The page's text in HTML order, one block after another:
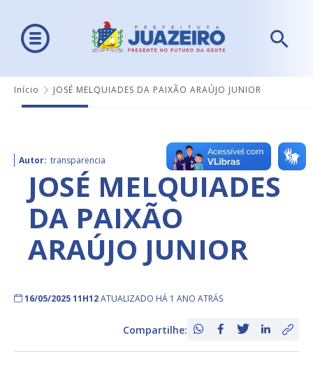
Início JOSÉ MELQUIADES DA PAIXÃO ARAÚJO JUNIOR
Autor: transparencia
JOSÉ MELQUIADES
DA PAIXÃO
ARAÚJO JUNIOR
16/05/2025 11H12ATUALIZADO HÁ 1 ANO ATRÁS
Compartilhe: